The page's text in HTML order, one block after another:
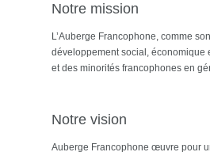
Notre mission
L’Auberge Francophone, comme
développement social, économique
et des minorités francophones en
Notre vision
Auberge Francophone œuvre pour